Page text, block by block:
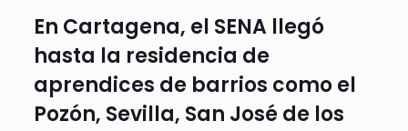
En Cartagena, el SENA llegó
hasta la residencia de
aprendices de barrios como el
Pozón, Sevilla, San José de los